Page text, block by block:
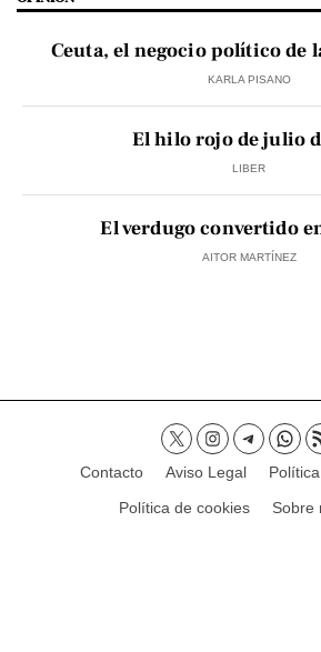
Ceuta, el negocio político de
KARLA PISANO
El hilo rojo de julio
LIBER
El verdugo convertido
AITOR MARTÍNEZ
Contacto Aviso Legal
Política de cookies
Sobre